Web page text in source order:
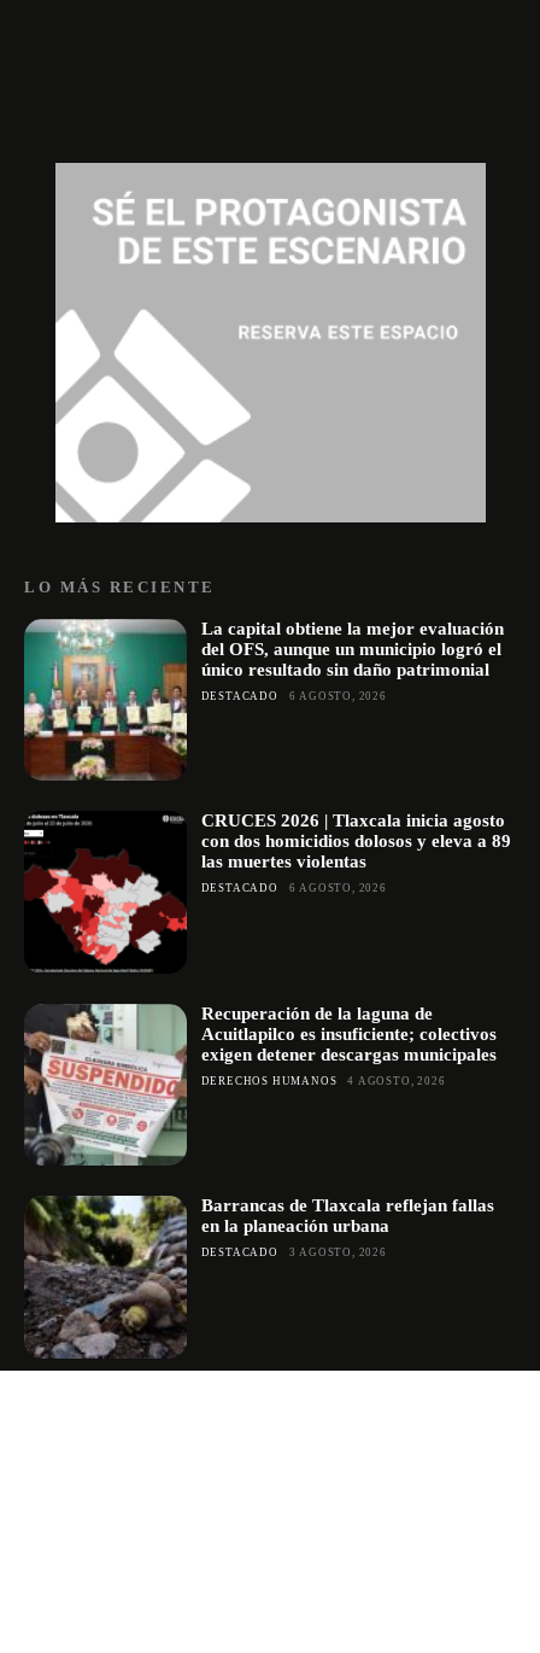
LO MÁS RECIENTE
La capital obtiene la mejor evaluación
del OFS, aunque un municipio logró el
único resultado sin daño patrimonial
DESTACADO 6 AGOSTO, 2026
CRUCES 2026 | Tlaxcala inicia agosto
con dos homicidios dolosos y eleva a 89
las muertes violentas
DESTACADO 6 AGOSTO, 2026
Recuperación de la laguna de
Acuitlapilco es insuficiente; colectivos
exigen detener descargas municipales
DERECHOS HUMANOS 4 AGOSTO, 2026
Barrancas de Tlaxcala reflejan fallas
en la planeación urbana
DESTACADO 3 AGOSTO, 2026